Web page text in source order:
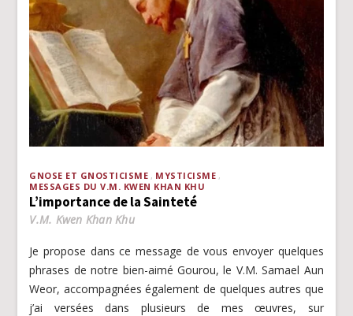
GNOSE ET GNOSTICISME
MYSTICISME
MESSAGES DU V.M. KWEN KHAN KHU
L’importance de la Sainteté
V.M. Kwen Khan Khu
Je propose dans ce message de vous envoyer quelques
phrases de notre bien-aimé Gourou, le V.M. Samael Aun
Weor, accompagnées également de quelques autres que
j’ai versées dans plusieurs de mes œuvres, sur